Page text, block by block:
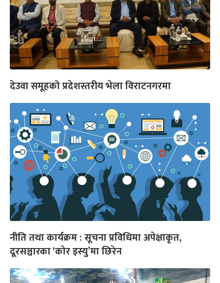
देउवा समूहको प्रदेशस्तरीय भेला विराटनगरमा
नीति तथा कार्यक्रम : सूचना प्रविधिमा अपेक्षाकृत,
दूरसञ्चारका ‘कोर इस्यु’मा छिरेन